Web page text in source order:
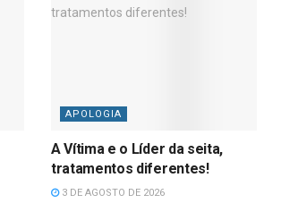
APOLOGIA
A Vítima e o Líder da seita,
tratamentos diferentes!
3 DE AGOSTO DE 2026